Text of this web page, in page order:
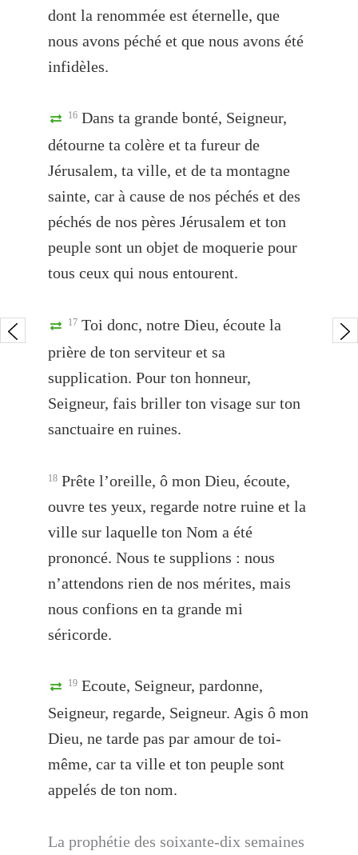
dont la renommée est éternelle, que
nous avons péché et que nous avons été
infidèles.
16 Dans ta grande bonté, Seigneur,
détourne ta colère et ta fureur de
Jérusalem, ta ville, et de ta montagne
sainte, car à cause de nos péchés et des
péchés de nos pères Jérusalem et ton
peuple sont un objet de moquerie pour
tous ceux qui nous entourent.
17 Toi donc, notre Dieu, écoute la
prière de ton serviteur et sa
supplication. Pour ton honneur,
Seigneur, fais briller ton visage sur ton
sanctuaire en ruines.
18 Prête l’oreille, ô mon Dieu, écoute,
ouvre tes yeux, regarde notre ruine et la
ville sur laquelle ton Nom a été
prononcé. Nous te supplions : nous
n’attendons rien de nos mérites, mais
nous confions en ta grande mi
séricorde.
19 Ecoute, Seigneur, pardonne,
Seigneur, regarde, Seigneur. Agis ô mon
Dieu, ne tarde pas par amour de toi-
même, car ta ville et ton peuple sont
appelés de ton nom.
La prophétie des soixante-dix semaines